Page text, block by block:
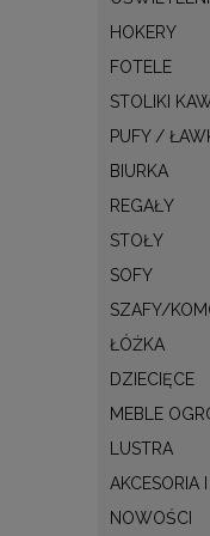
HOKERY
FOTELE
STOLIKI
PUFY /
BIURKA
REGAŁY
STOŁY
SOFY
SZAFY/
ŁÓŻKA
DZIECIĘCE
MEBLE
LUSTRA
AKCESORIA
NOWOŚCI